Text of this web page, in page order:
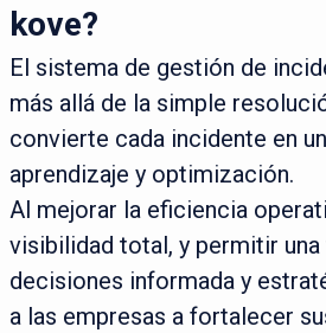
kove?
El sistema de gestión de
más allá de la simple
convierte cada incidente en
aprendizaje y optimización.
Al mejorar la eficiencia
visibilidad total, y permitir
decisiones informada y
a las empresas a fortalecer